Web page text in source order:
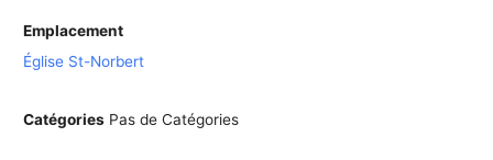
Emplacement
Église St-Norbert
Catégories Pas de Catégories